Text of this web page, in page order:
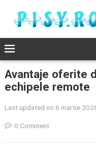
Avantaje oferite
echipele remote
Last updated on 6 martie
0 Comment